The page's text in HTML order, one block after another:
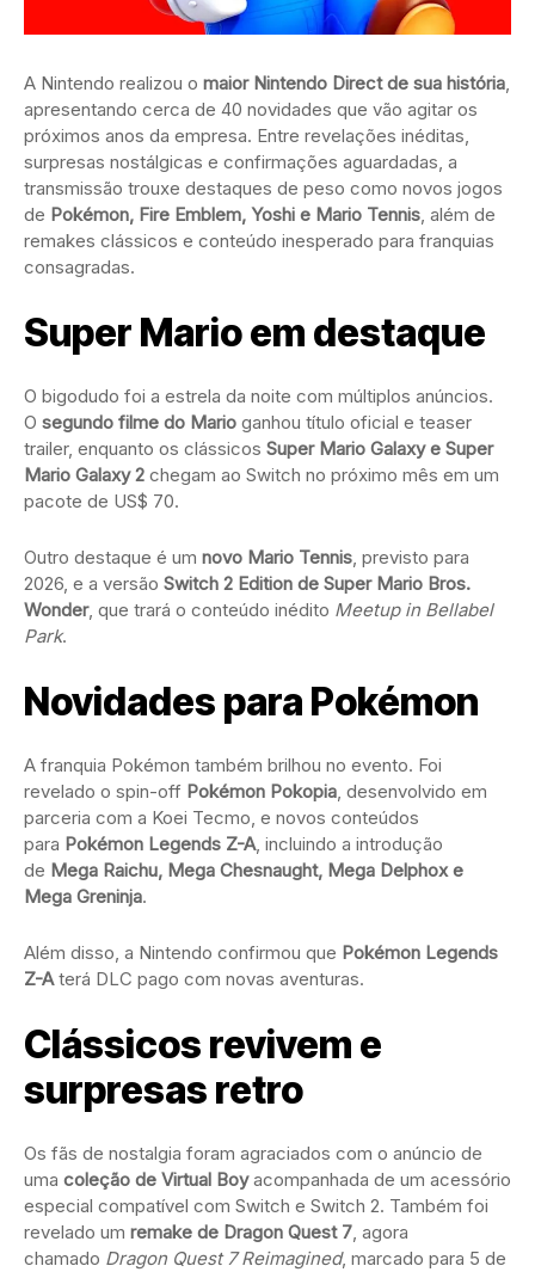
A Nintendo realizou o maior Nintendo Direct de sua história,
apresentando cerca de 40 novidades que vão agitar os
próximos anos da empresa. Entre revelações inéditas,
surpresas nostálgicas e confirmações aguardadas, a
transmissão trouxe destaques de peso como novos jogos
de Pokémon, Fire Emblem, Yoshi e Mario Tennis, além de
remakes clássicos e conteúdo inesperado para franquias
consagradas.
Super Mario em destaque
O bigodudo foi a estrela da noite com múltiplos anúncios.
O segundo filme do Mario ganhou título oficial e teaser
trailer, enquanto os clássicos Super Mario Galaxy e Super
Mario Galaxy 2 chegam ao Switch no próximo mês em um
pacote de US$ 70.
Outro destaque é um novo Mario Tennis, previsto para
2026, e a versão Switch 2 Edition de Super Mario Bros.
Wonder, que trará o conteúdo inédito Meetup in Bellabel
Park.
Novidades para Pokémon
A franquia Pokémon também brilhou no evento. Foi
revelado o spin-off Pokémon Pokopia, desenvolvido em
parceria com a Koei Tecmo, e novos conteúdos
para Pokémon Legends Z-A, incluindo a introdução
de Mega Raichu, Mega Chesnaught, Mega Delphox e
Mega Greninja.
Além disso, a Nintendo confirmou que Pokémon Legends
Z-Aterá DLC pago com novas aventuras.
Clássicos revivem e
surpresas retro
Os fãs de nostalgia foram agraciados com o anúncio de
uma coleção de Virtual Boyacompanhada de um acessório
especial compatível com Switch e Switch 2. Também foi
revelado um remake de Dragon Quest 7, agora
chamado Dragon Quest 7 Reimagined, marcado para 5 de